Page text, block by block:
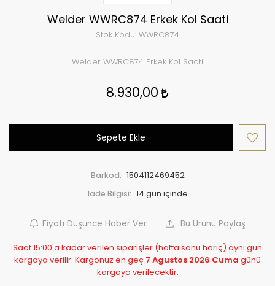
Welder WWRC874 Erkek Kol Saati
Stok Kodu: WWRC874
Welder WWRC874 Erkek Kol Saati
8.930,00
Sepete Ekle
Barkod: 1504112469452
İade Bilgisi:
Fiyatı Düşünce Haber Ver Bu Ürünü Paylaş
Saat 15:00'a kadar verilen siparişler (hafta sonu hariç) aynı gün
kargoya verilir. Kargonuz en geç 7 Agustos 2026 Cuma günü
kargoya verilecektir.